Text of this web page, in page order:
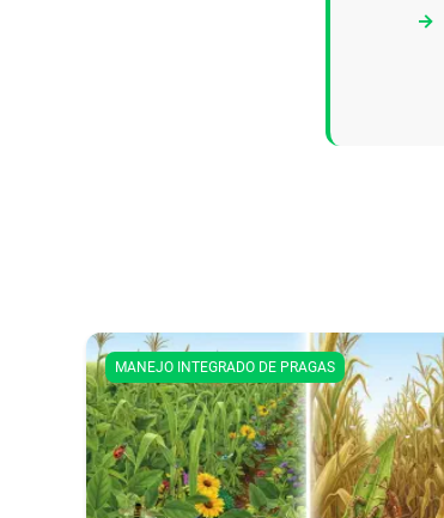
MANEJO INTEGRADO DE PRAGAS